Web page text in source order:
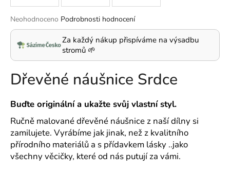
Průměrné
hodnocení
0,0
5
hvězdiček.
Neohodnoceno Podrobnosti hodnocení
Za každý nákup přispíváme na výsadbu
stromů 🌱
Dřevěné náušnice Srdce
Buďte originální a ukažte svůj vlastní styl.
Ručně malované dřevěné náušnice z naší dílny si
zamilujete. Vyrábíme jak jinak, než z kvalitního
přírodního materiálů a s přídavkem lásky ..jako
všechny věcičky, které od nás putují za vámi.
D
o
o
u
u
j
e
m